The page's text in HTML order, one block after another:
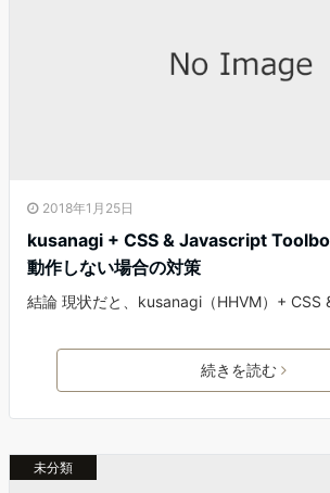
2018年1月25日
kusanagi + CSS & Javascript
動作しない場合の対策
結論 現状だと、kusanagi（HHVM）+ CSS
続きを読む
未分類